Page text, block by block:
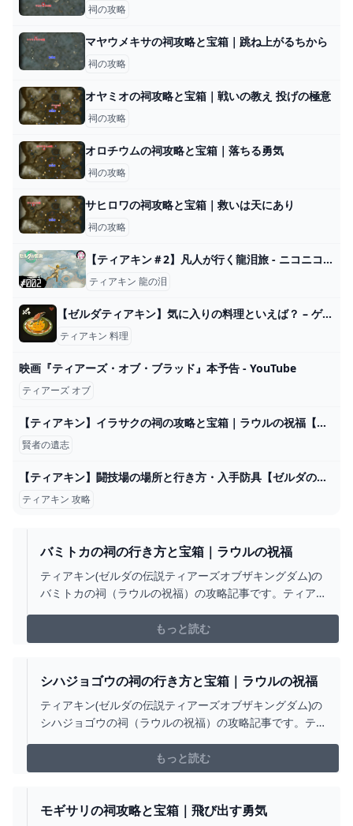
祠の攻略
マヤウメキサの祠攻略と宝箱｜跳ね上がるちから
祠の攻略
オヤミオの祠攻略と宝箱｜戦いの教え 投げの極意
祠の攻略
オロチウムの祠攻略と宝箱｜落ちる勇気
祠の攻略
サヒロワの祠攻略と宝箱｜救いは天にあり
祠の攻略
【ティアキン＃2】凡人が行く龍泪旅 - ニコニコ動画
ティアキン 龍の泪
【ゼルダティアキン】気に入りの料理といえば？ – ゲーム攻略のかけら
ティアキン 料理
映画『ティアーズ・オブ・ブラッド』本予告 - YouTube
ティアーズ オブ
【ティアキン】イラサクの祠の攻略と宝箱｜ラウルの祝福【ゼルダの伝説ティアーズオブザキングダム】 - アルテマ
賢者の遺志
【ティアキン】闘技場の場所と行き方・入手防具【ゼルダの伝説ティアーズオブザキングダム】 - ゲームウィズ
ティアキン 攻略
バミトカの祠の行き方と宝箱｜ラウルの祝福
ティアキン(ゼルダの伝説ティアーズオブザキングダム)の
バミトカの祠（ラウルの祝福）の攻略記事です。ティア
について掲載しています。もっと読む
シハジョゴウの祠の行き方と宝箱｜ラウルの祝福
ティアキン(ゼルダの伝説ティアーズオブザキングダム)の
シハジョゴウの祠（ラウルの祝福）の攻略記事です。テ
箱の中身について掲載しています。
もっと読む
モギサリの祠攻略と宝箱｜飛び出す勇気